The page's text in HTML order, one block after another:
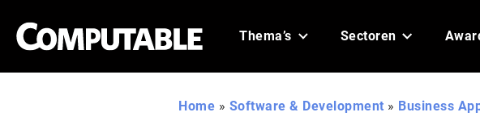
Thema’s Sectoren
Home » Software & Development » Business